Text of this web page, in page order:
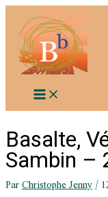
contenu
Basalte,
Sambin –
ParChristophe Jenny/